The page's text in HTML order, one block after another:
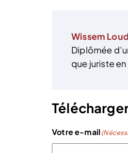
Wissem
Diplômée
que juriste
Votre e-mail